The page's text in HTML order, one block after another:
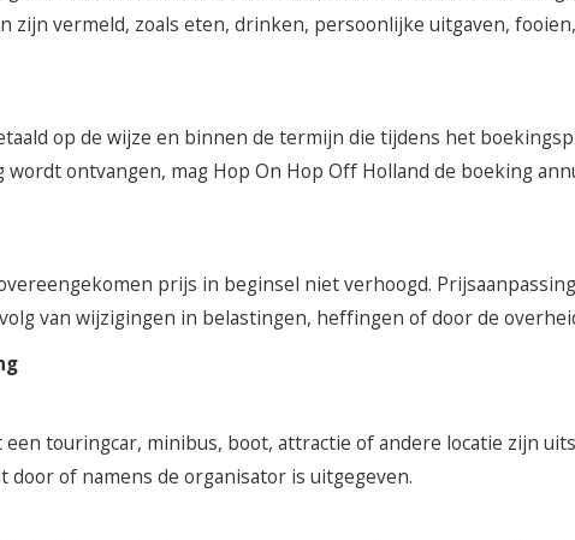
zijn vermeld, zoals eten, drinken, persoonlijke uitgaven,
op de wijze en binnen de termijn die tijdens het
ontvangen, mag Hop On Hop Off Holland de boeking
prijs in beginsel niet verhoogd.
van wijzigingen in belastingen, heffingen of door de
touringcar, minibus, boot, attractie of andere locatie zijn
of namens de organisator is uitgegeven.